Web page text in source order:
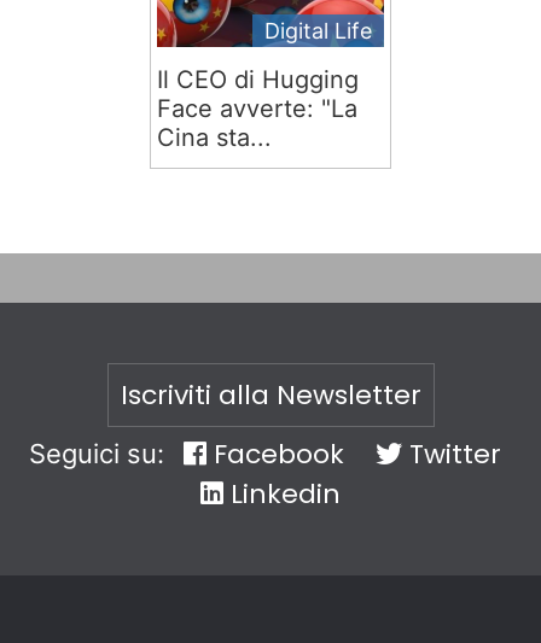
Digital Life
Il CEO di Hugging
Face avverte: "La
Cina sta...
Iscriviti alla Newsletter
Seguici su: Facebook
Twitter
Linkedin